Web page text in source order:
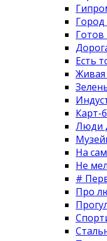
Город
Готов
Есть
Живая
Карт-
Люди
На
Не
#
Про